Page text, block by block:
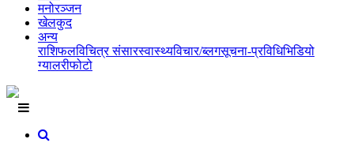
मनोरञ्जन
खेलकुद
अन्य
राशिफलविचित्र संसारस्वास्थ्यविचार/ब्लगसूचना-प्रविधिभिडियो
ग्यालरीफोटो